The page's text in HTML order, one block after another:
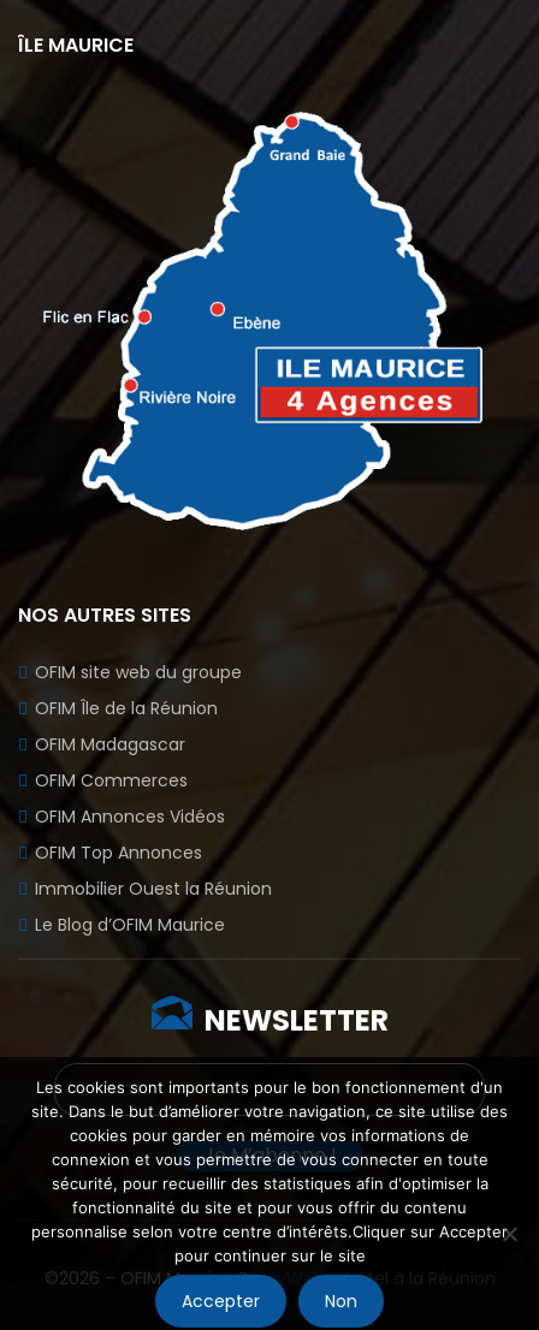
ÎLE MAURICE
NOS AUTRES SITES
OFIM site web du groupe
OFIM Île de la Réunion
OFIM Madagascar
OFIM Commerces
OFIM Annonces Vidéos
OFIM Top Annonces
Immobilier Ouest la Réunion
Le Blog d’OFIM Maurice
NEWSLETTER
©2026 – OFIM Maurice ByMyWeb–Hôtel à la Réunion
Les cookies sont importants pour le bon fonctionnement d'un
site. Dans le but d’améliorer votre navigation, ce site utilise des
cookies pour garder en mémoire vos informations de
connexion et vous permettre de vous connecter en toute
sécurité, pour recueillir des statistiques afin d'optimiser la
fonctionnalité du site et pour vous offrir du contenu
personnalise selon votre centre d’intérêts.Cliquer sur Accepter
pour continuer sur le site
Accepter Non